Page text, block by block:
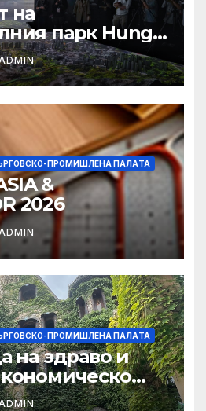
на
парк Hung
на облигации,
на данъците за
ПРОМИШЛЕНА ПАЛAТА
&
2026
ПРОМИШЛЕНА ПАЛAТА
на здраво и
със САЩ